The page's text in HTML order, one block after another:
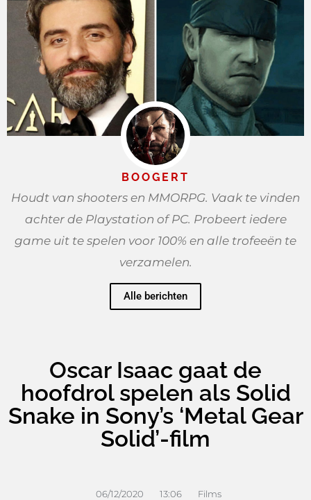
BOOGERT
Houdt van shooters en MMORPG. Vaak te vinden
achter de Playstation of PC. Probeert iedere
game uit te spelen voor 100% en alle trofeeën te
verzamelen.
Alle berichten
Oscar Isaac gaat de
hoofdrol spelen als Solid
Snake in Sony’s ‘Metal Gear
Solid’-film
06/12/2020 13:06 Films